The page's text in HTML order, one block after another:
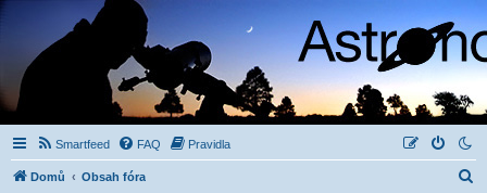
Smartfeed FAQ Pravidla
Domů Obsah fóra